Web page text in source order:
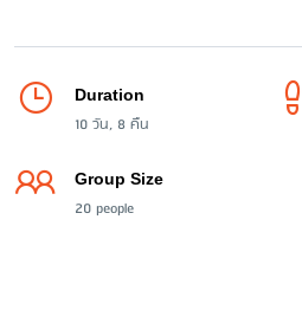
Duration
10 วัน, 8 คืน
Group Size
20 people